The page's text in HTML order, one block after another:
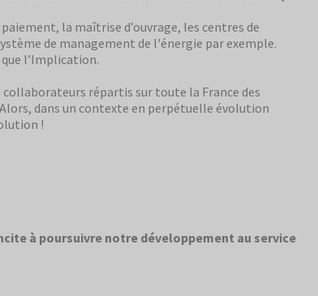
la maîtrise d’ouvrage, les centres de
de management de l'énergie par exemple.
l’Implication.
collaborateurs répartis sur toute la France des
dans un contexte en perpétuelle évolution
!
à poursuivre notre développement au service